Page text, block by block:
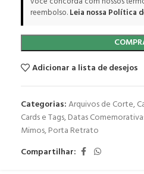
reembolso.Leia nossa Política
Adicionar a lista de desejos
Categorias:Arquivos de Corte,
Cards e Tags,Datas
Mimos,Porta Retrato
Compartilhar: